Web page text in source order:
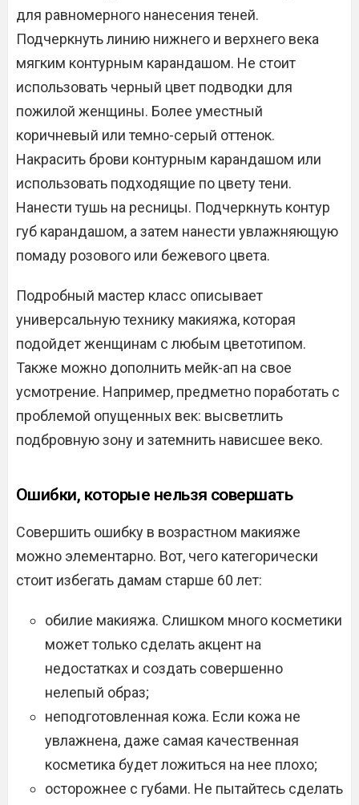
для равномерного нанесения теней.
Подчеркнуть линию нижнего и верхнего века
мягким контурным карандашом. Не стоит
использовать черный цвет подводки для
пожилой женщины. Более уместный
коричневый или темно-серый оттенок.
Накрасить брови контурным карандашом или
использовать подходящие по цвету тени.
Нанести тушь на ресницы. Подчеркнуть контур
губ карандашом, а затем нанести увлажняющую
помаду розового или бежевого цвета.
Подробный мастер класс описывает
универсальную технику макияжа, которая
подойдет женщинам с любым цветотипом.
Также можно дополнить мейк-ап на свое
усмотрение. Например, предметно поработать с
проблемой опущенных век: высветлить
подбровную зону и затемнить нависшее веко.
Ошибки, которые нельзя совершать
Совершить ошибку в возрастном макияже
можно элементарно. Вот, чего категорически
стоит избегать дамам старше 60 лет:
обилие макияжа. Слишком много косметики
может только сделать акцент на
недостатках и создать совершенно
нелепый образ;
неподготовленная кожа. Если кожа не
увлажнена, даже самая качественная
косметика будет ложиться на нее плохо;
осторожнее с губами. Не пытайтесь сделать